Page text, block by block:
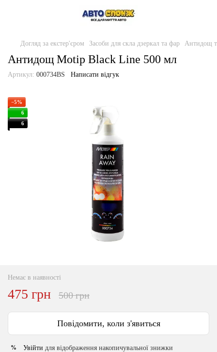
Догляд за екстер'єром Засоби для скла дзеркал та фар Антидощ
Антидощ Motip Black Line 500 мл
Артикул: 000734BS Написати відгук
−5%
6
6
Немає в наявності
475 грн 500 грн
Повідомити, коли з'явиться
% Увійти для відображення накопичувальної знижки